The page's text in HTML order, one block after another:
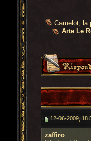
Camelot, la
Arte Le
12-06-2009,
zaffiro